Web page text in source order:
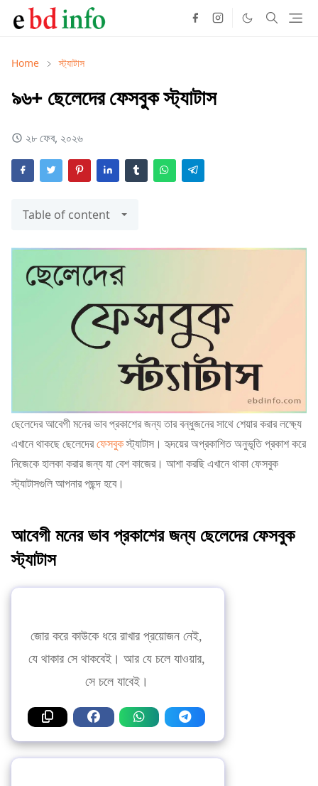
Home স্ট্যাটাস
৯৬+ ছেলেদের ফেসবুক স্ট্যাটাস
২৮ ফেব, ২০২৬
Table of content
ছেলেদের আবেগী মনের ভাব প্রকাশের জন্য তার বন্ধুজনের সাথে শেয়ার করার লক্ষ্যে
এখানে থাকছে ছেলেদেরফেসবুকস্ট্যাটাস। হৃদয়ের অপ্রকাশিত অনুভূতি প্রকাশ করে
নিজেকে হালকা করার জন্য যা বেশ কাজের। আশা করছি এখানে থাকা ফেসবুক
স্ট্যাটাসগুলি আপনার পছন্দ হবে।
আবেগী মনের ভাব প্রকাশের জন্য ছেলেদের ফেসবুক
স্ট্যাটাস
জোর করে কাউকে ধরে রাখার প্রয়োজন নেই,
যে থাকার সে থাকবেই। আর যে চলে যাওয়ার,
সে চলে যাবেই।